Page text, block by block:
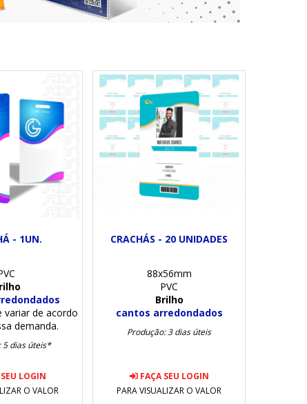
- 1UN.
variar de acordo
demanda.
5 dias úteis*
LOGIN
O VALOR
CRACHÁS - 20 UNIDADES
88x56mm
PVC
Brilho
cantos arredondados
Produção: 3 dias úteis
FAÇA SEU LOGIN
PARA VISUALIZAR O VALOR